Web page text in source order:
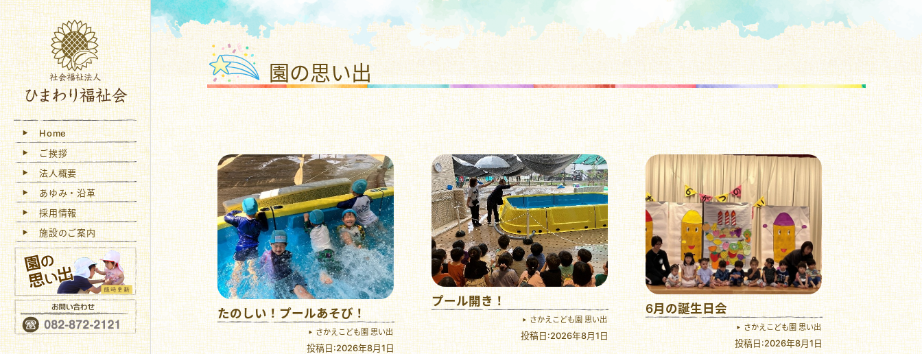
社会福祉法人 ひまわり福祉会
Home
ご挨拶
法人概要
あゆみ・沿革
採用情報
施設のご案内
園の思い出
たのしい！プールあそび！
さかえこども園 思い出
投稿日:2026年8月1日
プール開き！
さかえこども園 思い出
投稿日:2026年8月1日
6月の誕生日会
さかえこども園 思い出
投稿日:2026年8月1日